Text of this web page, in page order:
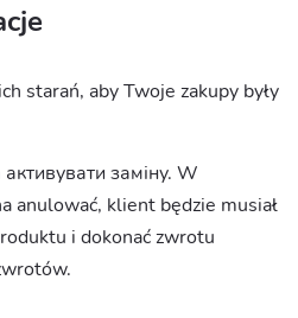
starań, aby Twoje zakupy były
заміну. W
anulować, klient będzie musiał
i dokonać zwrotu